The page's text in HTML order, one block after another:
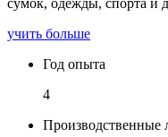
сумок, одежды, спорта и
учить больше
Год опыта
4
Производственные